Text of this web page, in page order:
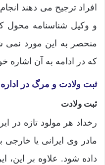
افراد ترجیح می دهند
و وکیل شناسنامه محول
منحصر به این مورد نمی
که در ادامه به آن اشاره
ثبت ولادت و مرگ در
ثبت ولادت
رخداد هر مولود تازه در
مادر وی ایرانی یا خارجی
داده شود. علاوه بر این،